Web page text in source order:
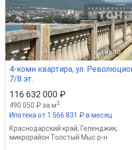
1 из 10
4-комн квартира, ул.
7/8 эт.
116 632 000 ₽
490 050 ₽ за м2
Ипотека от 1 566 831 ₽ в месяц
Краснодарский край, Геленджик,
микрорайон Толстый Мыс р-н